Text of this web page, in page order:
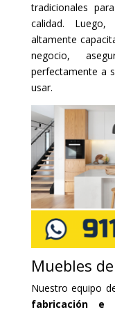
tradicionales
calidad.
altamente
negocio,
perfectamente a
usar.
Muebles
Nuestro equipo
fabricación e